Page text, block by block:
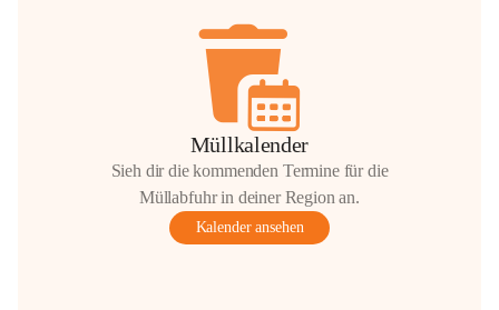
Müllkalender
Sieh dir die kommenden Termine für die
Müllabfuhr in deiner Region an.
Kalender ansehen